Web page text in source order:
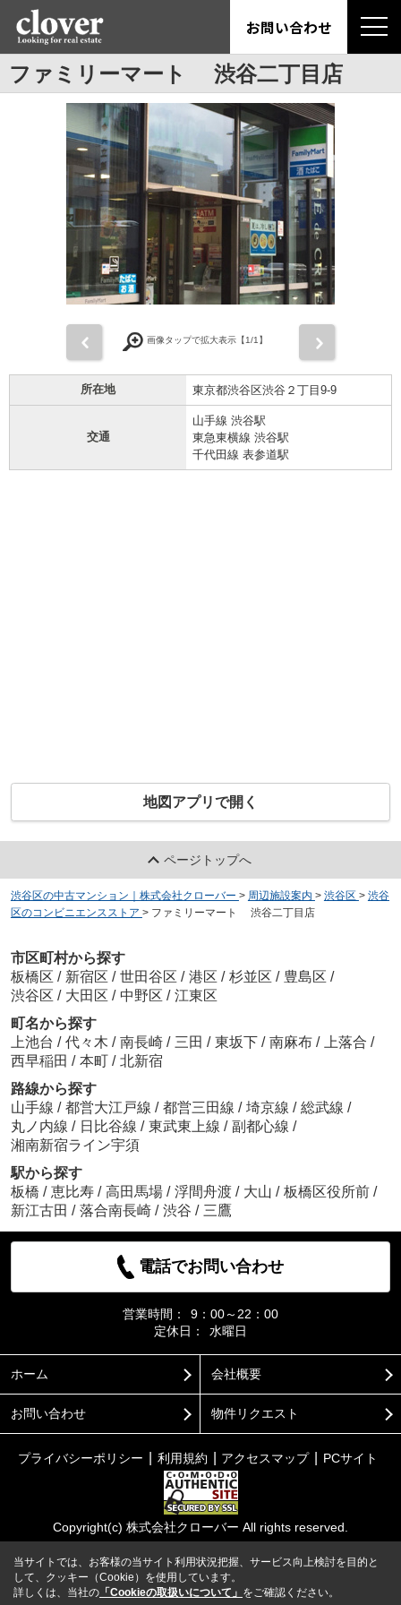
お問い合わせ
ファミリーマート 渋谷二丁目店
画像タップで拡大表示【1/1】
所在地 東京都渋谷区渋谷２丁目9-9
交通
山手線 渋谷駅
東急東横線 渋谷駅
千代田線 表参道駅
地図アプリで開く
ページトップへ
渋谷区の中古マンション｜株式会社クローバー > 周辺施設案内 > 渋谷区 > 渋谷
区のコンビニエンスストア > ファミリーマート 渋谷二丁目店
市区町村から探す
板橋区 / 新宿区 / 世田谷区 / 港区 / 杉並区 / 豊島区 /
渋谷区 / 大田区 / 中野区 / 江東区
町名から探す
上池台 / 代々木 / 南長崎 / 三田 / 東坂下 / 南麻布 / 上落合 /
西早稲田 / 本町 / 北新宿
路線から探す
山手線 / 都営大江戸線 / 都営三田線 / 埼京線 / 総武線 /
丸ノ内線 / 日比谷線 / 東武東上線 / 副都心線 /
湘南新宿ライン宇須
駅から探す
板橋 / 恵比寿 / 高田馬場 / 浮間舟渡 / 大山 / 板橋区役所前 /
新江古田 / 落合南長崎 / 渋谷 / 三鷹
電話でお問い合わせ
営業時間：
9：00～22：00
定休日：
水曜日
ホーム 会社概要
お問い合わせ 物件リクエスト
プライバシーポリシー 利用規約 アクセスマップ PCサイト
Copyright(c) 株式会社クローバー All rights reserved.
当サイトでは、お客様の当サイト利用状況把握、サービス向上検討を目的と
して、クッキー（Cookie）を使用しています。
詳しくは、当社の 「Cookieの取扱いについて」 をご確認ください。